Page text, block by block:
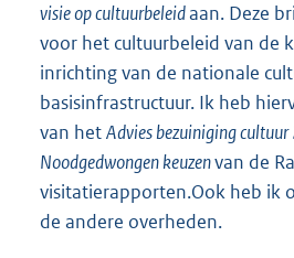
visie op cultuurbeleidaan. Deze
voor het cultuurbeleid van de
inrichting van de nationale
basisinfrastructuur. Ik heb
van hetAdvies bezuiniging
Noodgedwongen keuzenvan de
visitatierapporten.Ook heb ik
de andere overheden.